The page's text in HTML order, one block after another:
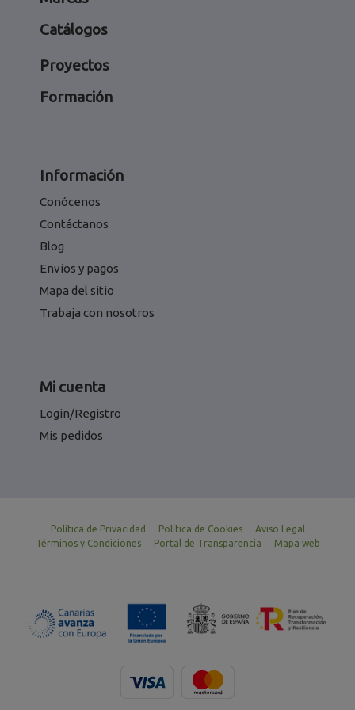
Catálogos
Proyectos
Formación
Información
Conócenos
Contáctanos
Blog
Envíos y pagos
Mapa del sitio
Trabaja con nosotros
Mi cuenta
Login/Registro
Mis pedidos
Política de Privacidad Política de Cookies
Aviso Legal
Términos y Condiciones
Portal de Transparencia Mapa web